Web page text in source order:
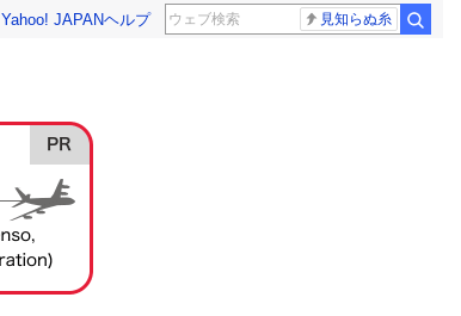
Yahoo! JAPANヘルプ 見知らぬ糸